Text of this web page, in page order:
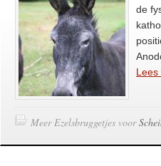
de
Lees
Meer Ezelsbruggetjes voor